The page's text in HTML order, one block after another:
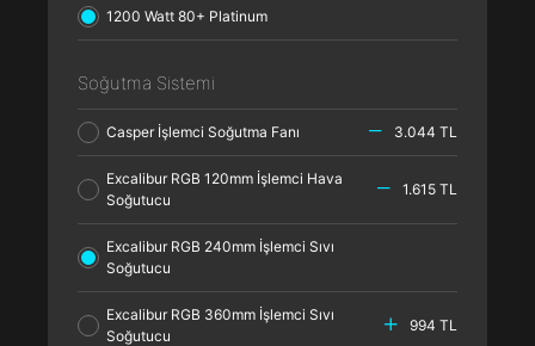
1200 Watt 80+ Platinum
Soğutma Sistemi
Casper İşlemci Soğutma Fanı 3.044 TL
Excalibur RGB 120mm İşlemci Hava
Soğutucu
1.615 TL
Excalibur RGB 240mm İşlemci Sıvı
Soğutucu
Excalibur RGB 360mm İşlemci Sıvı
Soğutucu
994 TL